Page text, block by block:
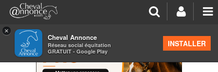
×
Cheval Annonce
Réseau social équitation
GRATUIT - Google Play
INSTALLER